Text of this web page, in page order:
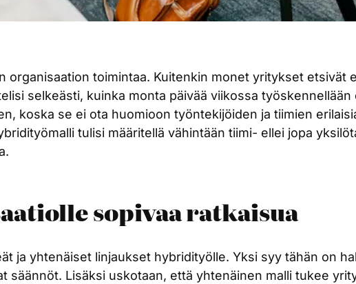
organisaation toimintaa. Kuitenkin monet yritykset etsivät
selkeästi, kuinka monta päivää viikossa
koska se ei ota huomioon työntekijöiden ja tiimien
tulisi määritellä vähintään tiimi- ellei jopa
sopivaa ratkaisua
ja yhtenäiset linjaukset hybridityölle. Yksi syy tähän on
säännöt. Lisäksi uskotaan, että yhtenäinen malli tukee